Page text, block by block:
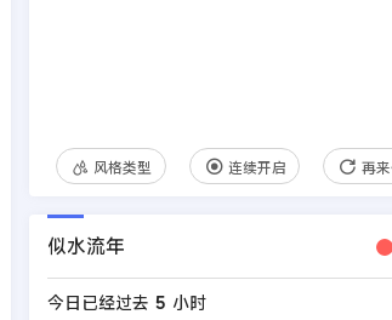
风格类型 连续开启 再
似水流年
今日已经过去 5 小时